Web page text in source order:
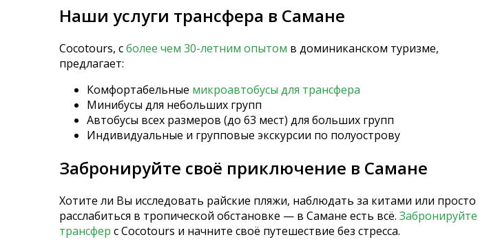
Наши услуги трансфера в Самане
Cocotours, сболее чем 30-летним опытом в доминиканском туризме,
предлагает:
Комфортабельные микроавтобусы для трансфера
Минибусы для небольших групп
Автобусы всех размеров (до 63 мест) для больших групп
Индивидуальные и групповые экскурсии по полуострову
Забронируйте своё приключение в Самане
Хотите ли Вы исследовать райские пляжи, наблюдать за китами или просто
расслабиться в тропической обстановке — в Самане есть всё. Забронируйте
трансфер с Cocotours и начните своё путешествие без стресса.